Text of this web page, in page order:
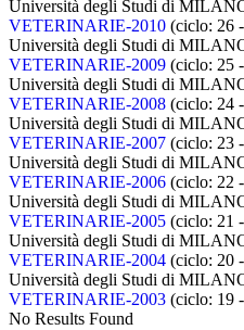
Università degli Studi di
VETERINARIE-2010 (ciclo: 26
Università degli Studi di
VETERINARIE-2009 (ciclo: 25
Università degli Studi di
VETERINARIE-2008 (ciclo: 24
Università degli Studi di
VETERINARIE-2007 (ciclo: 23
Università degli Studi di
VETERINARIE-2006 (ciclo: 22
Università degli Studi di
VETERINARIE-2005 (ciclo: 21
Università degli Studi di
VETERINARIE-2004 (ciclo: 20
Università degli Studi di
VETERINARIE-2003 (ciclo: 19
No Results Found